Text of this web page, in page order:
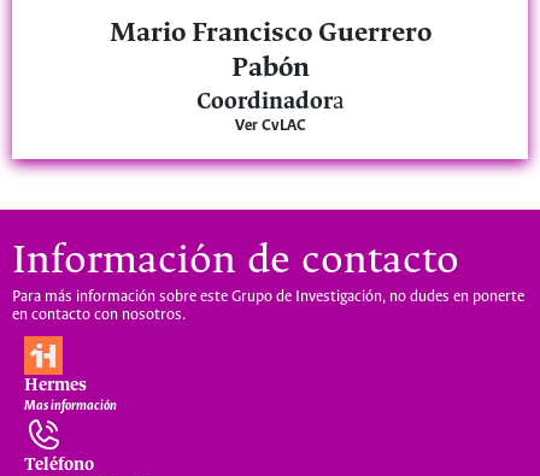
Mario Francisco Guerrero
Pabón
Coordinadora
Ver CvLAC
Información de contacto
Para más información sobre este Grupo de Investigación, no dudes en ponerte
en contacto con nosotros.
Hermes
Mas información
Teléfono